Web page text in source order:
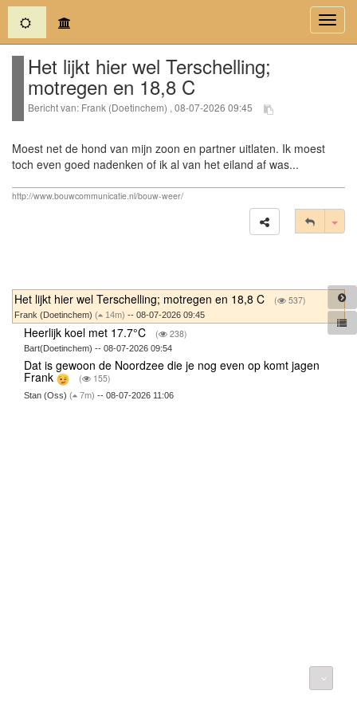
(current)
Het lijkt hier wel Terschelling;
motregen en 18,8 C
Bericht van: Frank (Doetinchem) , 08-07-2026 09:45
Moest net de hond van mijn zoon en partner uitlaten. Ik moest
toch even goed nadenken of ik al van het eiland af was...
http://www.bouwcommunicatie.nl/bouw-weer/
Het lijkt hier wel Terschelling; motregen en 18,8 C ( 537)
Frank (Doetinchem) ( 14m) -- 08-07-2026 09:45
Heerlijk koel met 17.7°C ( 238)
Bart(Doetinchem) -- 08-07-2026 09:54
Dat is gewoon de Noordzee die je nog even op komt jagen
Frank ( 155)
Stan (Oss) ( 7m) -- 08-07-2026 11:06